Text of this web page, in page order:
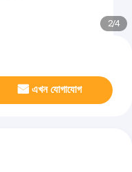
2/4
এখন যোগাযোগ